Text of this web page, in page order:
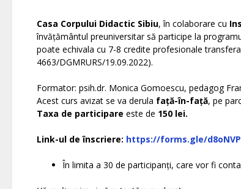
Casa Corpului Didactic Sibiu, în colaborare cu
învățământul preuniversitar să participe la
poate echivala cu 7-8 credite profesionale
4663/DGMRURS/19.09.2022).
Formator: psih.dr. Monica Gomoescu, pedagog
Acest curs avizat se va derula față-în-față, pe
Taxa de participare este de 150 lei.
Link-ul de înscriere: https://forms.gle/
În limita a 30 de participanți, care vor fi